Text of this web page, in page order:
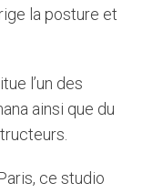
la posture et
l’un des
ainsi que du
ce studio